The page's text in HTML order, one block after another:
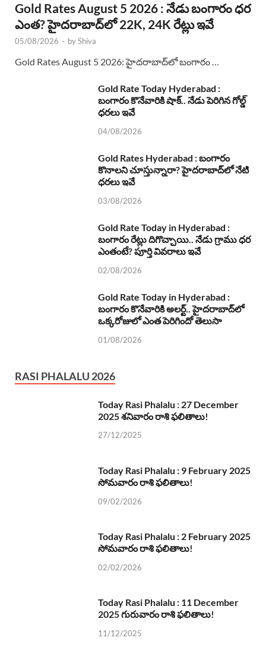
Gold Rates August 5 2026 : నేడు బంగారం ధర
ఎంత? హైదరాబాద్‌లో 22K, 24K రేట్లు ఇవే
05/08/2026 - byShiva
Gold Rates August 5 2026: హైదరాబాద్‌లో బంగారం …
Gold Rate Today Hyderabad :
బంగారం కొనేవారికి షాక్.. నేడు పెరిగిన గోల్డ్
ధరలు ఇవే
04/08/2026
Gold Rates Hyderabad : బంగారం
కొనాలని చూస్తున్నారా? హైదరాబాద్‌లో నేటి
ధరలు ఇవే
03/08/2026
Gold Rate Today in Hyderabad :
బంగారం రేట్లు దిగొచ్చాయి.. నేడు గ్రాము ధర
ఎంతంటే? పూర్తి వివరాలు ఇవే
02/08/2026
Gold Rate Today in Hyderabad :
బంగారం కొనేవారికి అలర్ట్.. హైదరాబాద్‌లో
ఒక్కరోజులో ఎంత పెరిగిందో తెలుసా
01/08/2026
RASI PHALALU 2026
Today Rasi Phalalu : 27 December
2025 శనివారం రాశి ఫలితాలు!
27/12/2025
Today Rasi Phalalu : 9 February 2025
సోమవారం రాశి ఫలితాలు!
09/02/2026
Today Rasi Phalalu : 2 February 2025
సోమవారం రాశి ఫలితాలు!
02/02/2026
Today Rasi Phalalu : 11 December
2025 గురువారం రాశి ఫలితాలు!
11/12/2025